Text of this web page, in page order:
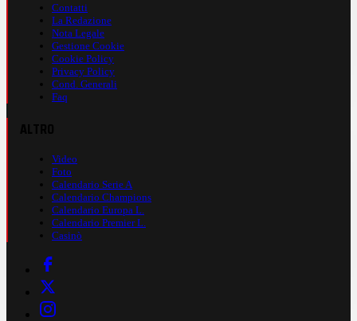
Contatti
La Redazione
Nota Legale
Gestione Cookie
Cookie Policy
Privacy Policy
Cond. Generali
Faq
Video
Foto
Calendario Serie A
Calendario Champions
Calendario Europa L.
Calendario Premier L.
Casinò